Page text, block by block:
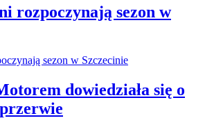
rozpoczynają sezon w
dowiedziała się o